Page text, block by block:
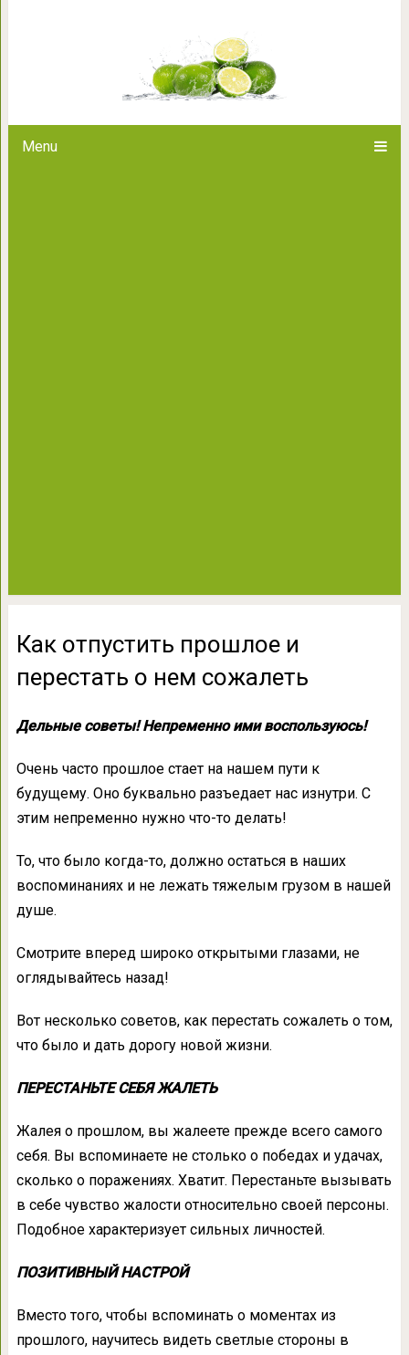
Menu
Как отпустить прошлое и
перестать о нем сожалеть
Дельные советы! Непременно ими воспользуюсь!
Очень часто прошлое стает на нашем пути к
будущему. Оно буквально разъедает нас изнутри. С
этим непременно нужно что-то делать!
То, что было когда-то, должно остаться в наших
воспоминаниях и не лежать тяжелым грузом в нашей
душе.
Смотрите вперед широко открытыми глазами, не
оглядывайтесь назад!
Вот несколько советов, как перестать сожалеть о том,
что было и дать дорогу новой жизни.
ПЕРЕСТАНЬТЕ СЕБЯ ЖАЛЕТЬ
Жалея о прошлом, вы жалеете прежде всего самого
себя. Вы вспоминаете не столько о победах и удачах,
сколько о поражениях. Хватит. Перестаньте вызывать
в себе чувство жалости относительно своей персоны.
Подобное характеризует сильных личностей.
ПОЗИТИВНЫЙ НАСТРОЙ
Вместо того, чтобы вспоминать о моментах из
прошлого, научитесь видеть светлые стороны в